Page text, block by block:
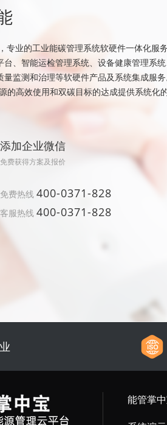
专业的工业能碳管理系统软硬件一体化服
、智能运检管理系统、设备健康管理系统
监测和治理等软硬件产品及系统集成服
的高效使用和双碳目标的达成提供系统化的
添加企业微信
免费获得方案及报价
免费热线 400-0371-828
客服热线 400-0371-828
能管掌